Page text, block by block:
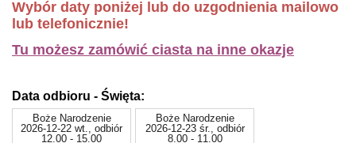
Wybór daty poniżej lub do uzgodnienia mailowo
lub telefonicznie!
Tu możesz zamówić ciasta na inne okazje
Data odbioru - Święta:
Boże Narodzenie
2026-12-22 wt., odbiór
12.00 - 15.00
Boże Narodzenie
2026-12-23 śr., odbiór
8.00 - 11.00